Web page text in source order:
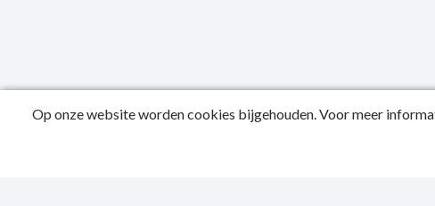
Op onze website worden cookies bijgehouden. Voor meer